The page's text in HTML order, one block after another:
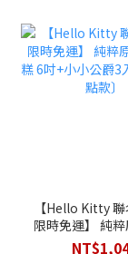
【Hello Kitty
限時免運】 純
蛋糕 6吋+小小